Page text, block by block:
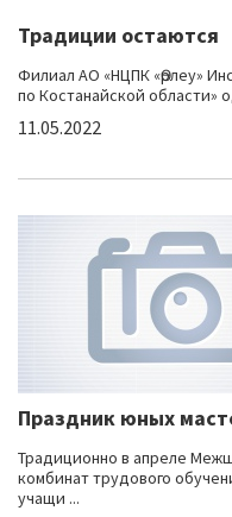
Традиции остаются
Филиал АО «НЦПК «Өрлеу»
по Костанайской области»
11.05.2022
Праздник юных
Традиционно в апреле
комбинат трудового
учащи ...